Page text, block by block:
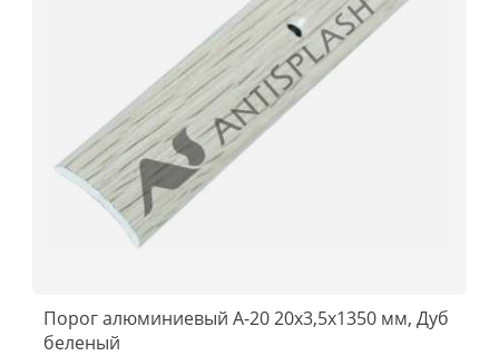
Порог алюминиевый А-20 20х3,5x1350 мм, Дуб
беленый